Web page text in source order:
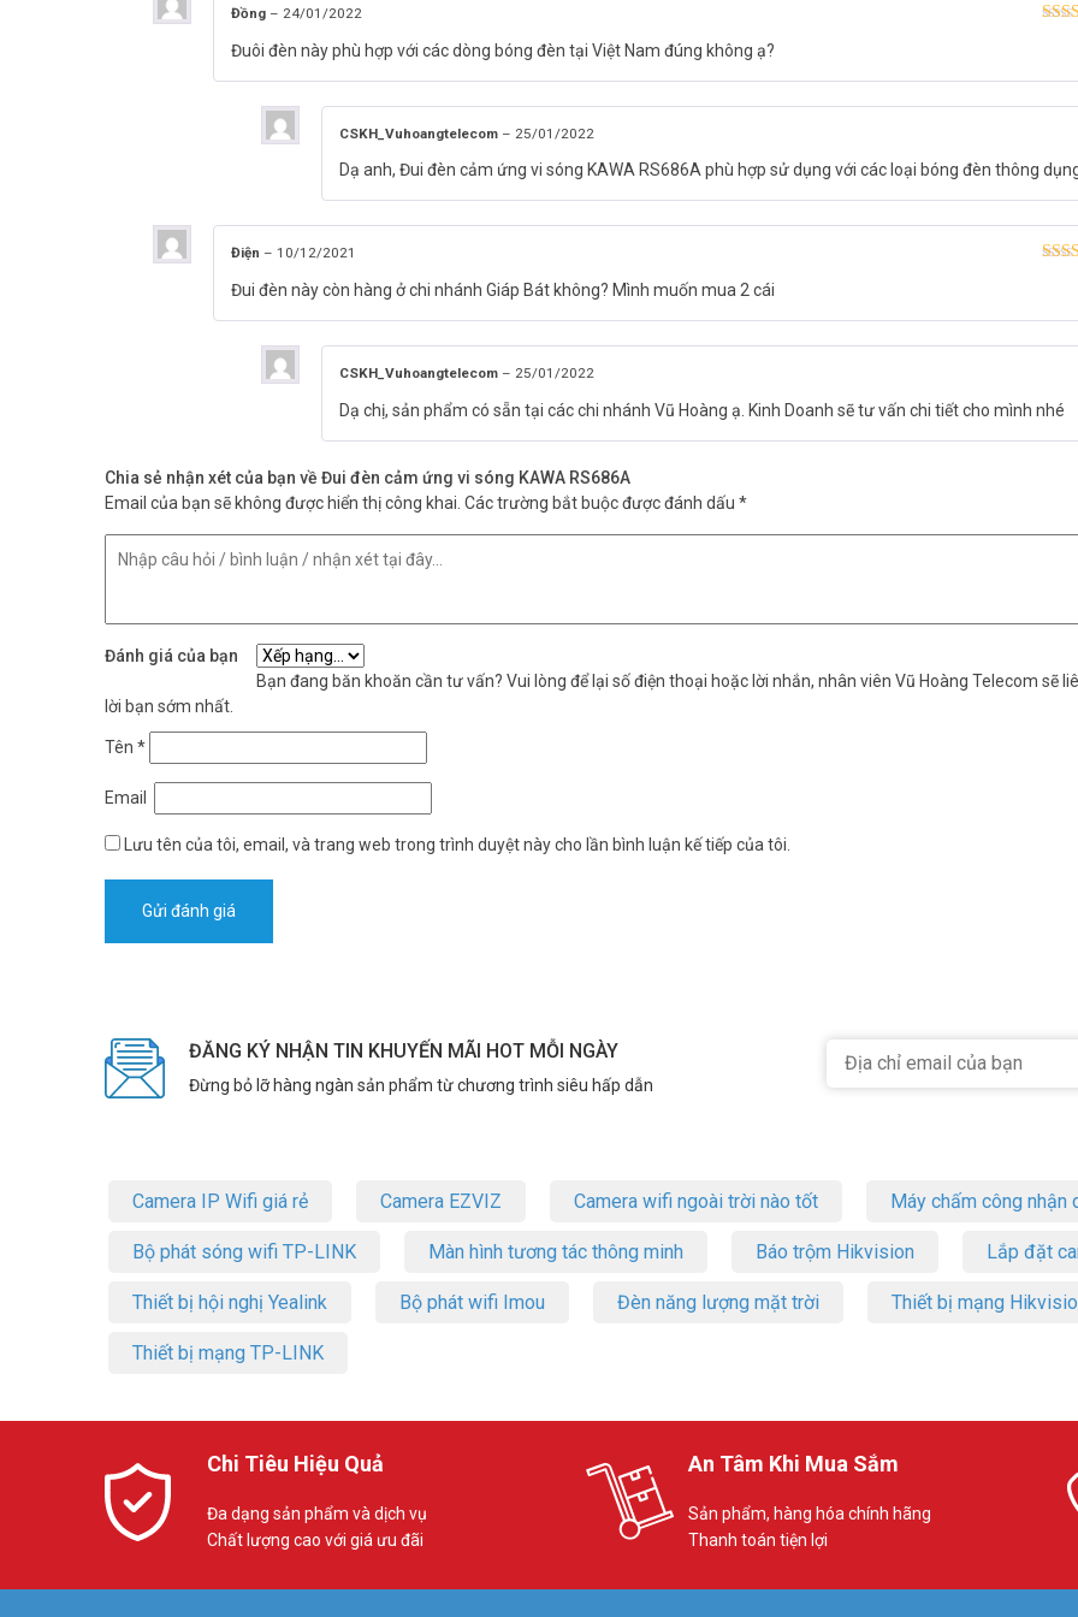
Đồng – 24/01/2022
Đuôi đèn này phù hợp với các dòng bóng đèn tại Việt Nam đúng không ạ?
CSKH_Vuhoangtelecom – 25/01/2022
Dạ anh, Đui đèn cảm ứng vi sóng KAWA RS686A phù hợp sử dụng với các loại bóng đèn thông
Điện – 10/12/2021
Đui đèn này còn hàng ở chi nhánh Giáp Bát không? Mình muốn mua 2 cái
CSKH_Vuhoangtelecom – 25/01/2022
Dạ chị, sản phẩm có sẵn tại các chi nhánh Vũ Hoàng ạ. Kinh Doanh sẽ tư vấn chi tiết cho mình nhé
Chia sẻ nhận xét của bạn về Đui đèn cảm ứng vi sóng KAWA RS686A
Email của bạn sẽ không được hiển thị công khai. Các trường bắt buộc được đánh dấu *
Đánh giá của bạn
Bạn đang băn khoăn cần tư vấn? Vui lòng để lại số điện thoại hoặc lời nhắn, nhân viên Vũ Hoàng Telecom sẽ
lời bạn sớm nhất.
Tên *
Email
Lưu tên của tôi, email, và trang web trong trình duyệt này cho lần bình luận kế tiếp của tôi.
ĐĂNG KÝ NHẬN TIN KHUYẾN MÃI HOT MỖI NGÀY
Đừng bỏ lỡ hàng ngàn sản phẩm từ chương trình siêu hấp dẫn
Camera IP Wifi giá rẻ Camera EZVIZ Camera wifi ngoài trời nào tốt Máy chấm công nhận
Bộ phát sóng wifi TP-LINK Màn hình tương tác thông minh Báo trộm Hikvision Lắp đặt
Thiết bị hội nghị Yealink Bộ phát wifi Imou Đèn năng lượng mặt trời Thiết bị mạng
Thiết bị mạng TP-LINK
Chi Tiêu Hiệu Quả
Đa dạng sản phẩm và dịch vụ
Chất lượng cao với giá ưu đãi
An Tâm Khi Mua Sắm
Sản phẩm, hàng hóa chính hãng
Thanh toán tiện lợi